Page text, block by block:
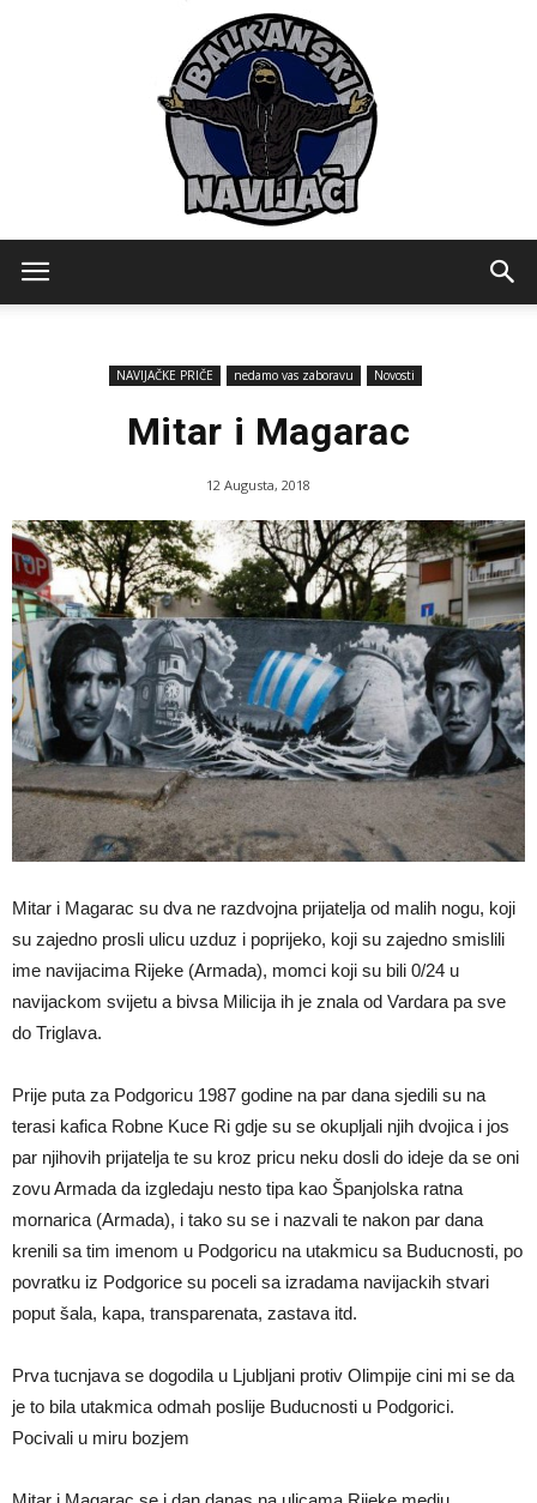
NAVIJAČKE PRIČE nedamo vas zaboravu Novosti
Mitar i Magarac
12 Augusta, 2018
Mitar i Magarac su dva ne razdvojna prijatelja od malih nogu, koji
su zajedno prosli ulicu uzduz i poprijeko, koji su zajedno smislili
ime navijacima Rijeke (Armada), momci koji su bili 0/24 u
navijackom svijetu a bivsa Milicija ih je znala od Vardara pa sve
do Triglava.
Prije puta za Podgoricu 1987 godine na par dana sjedili su na
terasi kafica Robne Kuce Ri gdje su se okupljali njih dvojica i jos
par njihovih prijatelja te su kroz pricu neku dosli do ideje da se oni
zovu Armada da izgledaju nesto tipa kao Španjolska ratna
mornarica (Armada), i tako su se i nazvali te nakon par dana
krenili sa tim imenom u Podgoricu na utakmicu sa Buducnosti, po
povratku iz Podgorice su poceli sa izradama navijackih stvari
poput šala, kapa, transparenata, zastava itd.
Prva tucnjava se dogodila u Ljubljani protiv Olimpije cini mi se da
je to bila utakmica odmah poslije Buducnosti u Podgorici.
Pocivali u miru bozjem